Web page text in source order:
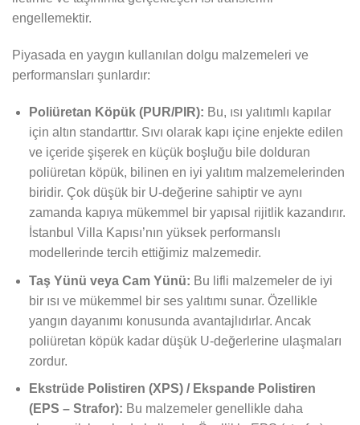
engellemektir.
Piyasada en yaygın kullanılan dolgu malzemeleri ve
performansları şunlardır:
Poliüretan Köpük (PUR/PIR): Bu, ısı yalıtımlı kapılar
için altın standarttır. Sıvı olarak kapı içine enjekte edilen
ve içeride şişerek en küçük boşluğu bile dolduran
poliüretan köpük, bilinen en iyi yalıtım malzemelerinden
biridir. Çok düşük bir U-değerine sahiptir ve aynı
zamanda kapıya mükemmel bir yapısal rijitlik kazandırır.
İstanbul Villa Kapısı’nın yüksek performanslı
modellerinde tercih ettiğimiz malzemedir.
Taş Yünü veya Cam Yünü: Bu lifli malzemeler de iyi
bir ısı ve mükemmel bir ses yalıtımı sunar. Özellikle
yangın dayanımı konusunda avantajlıdırlar. Ancak
poliüretan köpük kadar düşük U-değerlerine ulaşmaları
zordur.
Ekstrüde Polistiren (XPS) / Ekspande Polistiren
(EPS – Strafor): Bu malzemeler genellikle daha